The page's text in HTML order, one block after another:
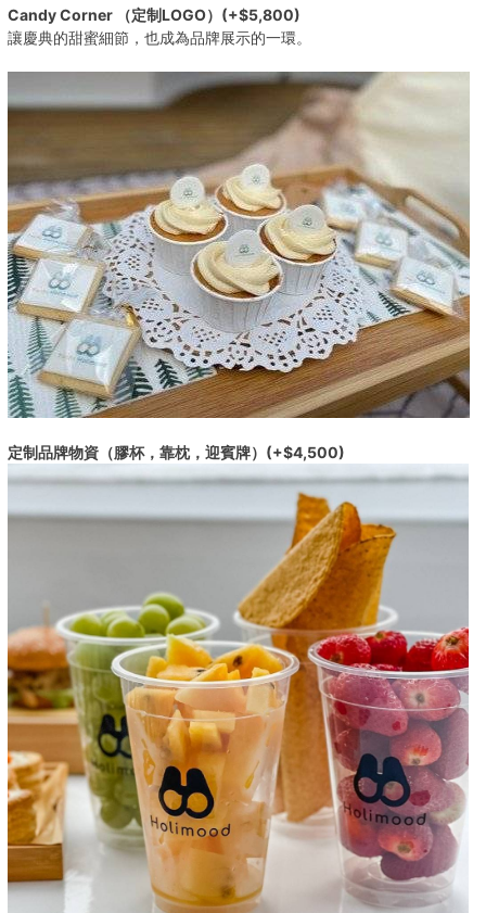
Candy Corner （定制LOGO）(+$5,800)
讓慶典的甜蜜細節，也成為品牌展示的一環。
定制品牌物資（膠杯，靠枕，迎賓牌）(+$4,500)